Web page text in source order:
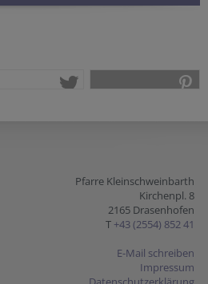
Pfarre Kleinschweinbarth
Kirchenpl. 8
2165 Drasenhofen
T +43 (2554) 852 41
E-Mail schreiben
Impressum